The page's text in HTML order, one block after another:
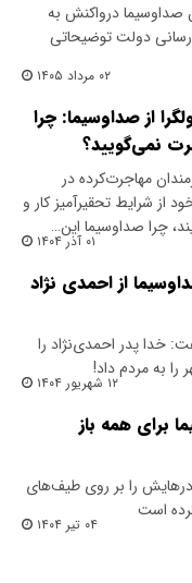
صداوسیما درواکنش به
رسانی دولت توضیحاتی
۰۲ مرداد ۱۴۰۵
از صداوسیما: چرا
نمی‌گویید؟
مهاجرت‌کرده در
شرایط تحقیرآمیز کار و
چرا صداوسیما این…
۰۱ آذر ۱۴۰۴
از احمدی نژاد
خدا پدر احمدی‌نژاد را
را به مردم داد!
۱۲ شهریور ۱۴۰۴
برای همه باز
را بر روی طیف‌های
است
۰۴ تیر ۱۴۰۴